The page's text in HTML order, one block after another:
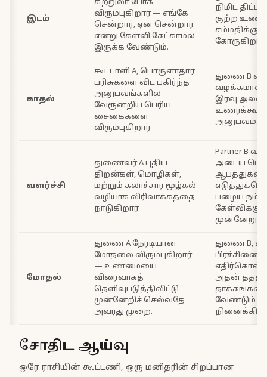
இடம்
சுற்றுலா போக
விரும்புகிறார் — எங்கே
சென்றார், ஏன் சென்றார்
என்று கேள்வி கேட்காமல்
இருக்க வேண்டும்.
நிமிட
குற்ற
கோருகிறார்.
காதல்
கூட்டாளி A, பொருளாதார
பரிசுகளை விட பகிர்ந்த
அனுபவங்களில்
வேரூன்றிய பெரிய
சைகைகளை
விரும்புகிறார்
துணை B
வழக்கமான
இரவு அல்ல
அனுபவம்.
வளர்ச்சி
துணைவர் A புதிய
திறன்கள், மொழிகள்,
மற்றும் கலாச்சார மூழ்கல்
வழியாக விரிவாக்கத்தை
நாடுகிறார்
Partner B
அடைய
பழைய
கேள்விக்கு
மோதல்
துணை A நேரடியான
மோதலை விரும்புகிறார்
— உண்மையை
விரைவாகத்
தெளிவுபடுத்திவிட்டு
முன்னேறிச் செல்வதே
அவரது முறை.
துணை B,
அதன்
வேண்டும்
சோதிட ஆய்வு
ஒரே ராசியின் கூட்டணி, ஒரு மனிதரின் சிறப்பான